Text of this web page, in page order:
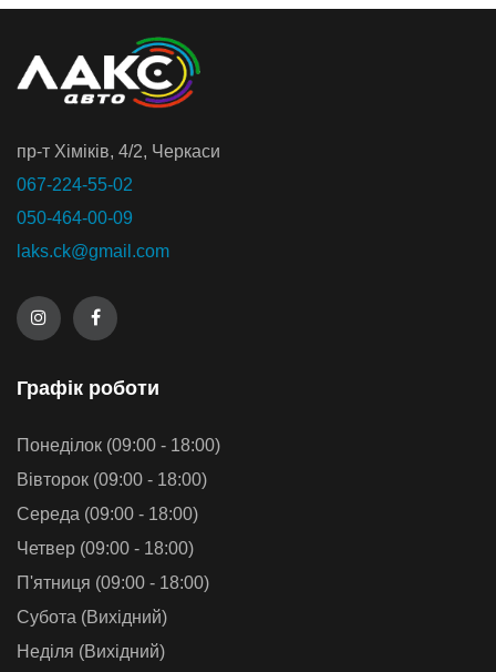
пр-т Хiмiкiв, 4/2, Черкаси
067-224-55-02
050-464-00-09
laks.ck@gmail.com
Графiк роботи
Понеділок (09:00 - 18:00)
Вівторок (09:00 - 18:00)
Середа (09:00 - 18:00)
Четвер (09:00 - 18:00)
П'ятниця (09:00 - 18:00)
Субота (Вихідний)
Неділя (Вихідний)